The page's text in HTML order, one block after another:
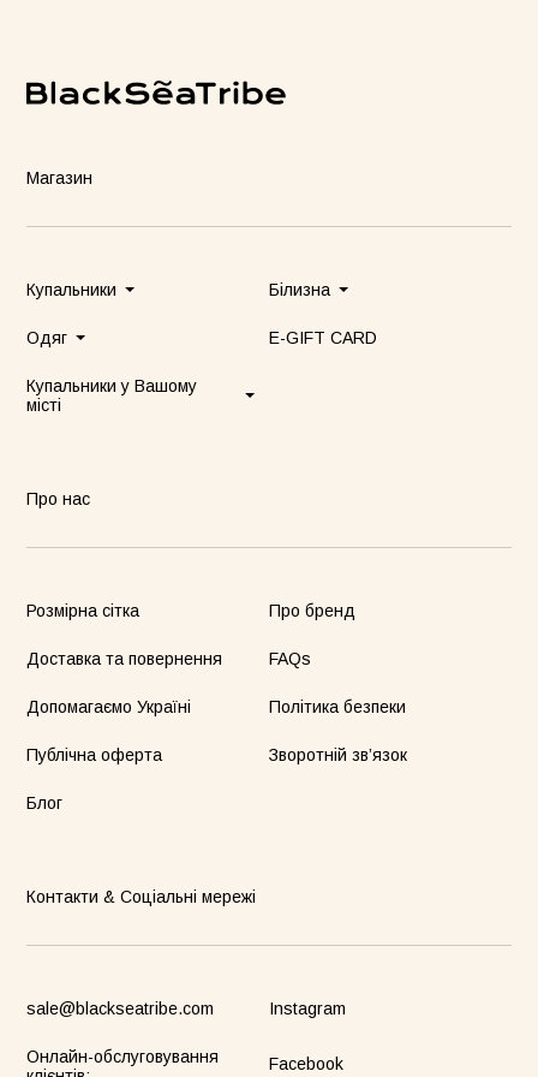
костюм Телець зелений
Костюм півпрозорий сливовий
Сукня-чохол блонді Майка Core нюд
Майка Core блонді
Магазин
Купальники Білизна
Одяг E-GIFT CARD
Купальники у Вашому
місті
Про нас
Розмірна сітка Про бренд
Доставка та повернення FAQs
Допомагаємо Україні Політика безпеки
Публічна оферта Зворотній зв’язок
Блог
Контакти & Соціальні мережі
sale@blackseatribe.com
Онлайн-обслуговування
Instagram
Facebook